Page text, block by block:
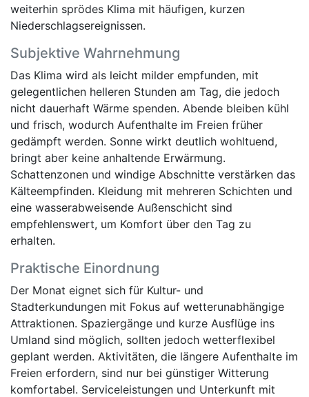
weiterhin sprödes Klima mit häufigen, kurzen
Niederschlagsereignissen.
Subjektive Wahrnehmung
Das Klima wird als leicht milder empfunden, mit
gelegentlichen helleren Stunden am Tag, die jedoch
nicht dauerhaft Wärme spenden. Abende bleiben kühl
und frisch, wodurch Aufenthalte im Freien früher
gedämpft werden. Sonne wirkt deutlich wohltuend,
bringt aber keine anhaltende Erwärmung.
Schattenzonen und windige Abschnitte verstärken das
Kälteempfinden. Kleidung mit mehreren Schichten und
eine wasserabweisende Außenschicht sind
empfehlenswert, um Komfort über den Tag zu
erhalten.
Praktische Einordnung
Der Monat eignet sich für Kultur- und
Stadterkundungen mit Fokus auf wetterunabhängige
Attraktionen. Spaziergänge und kurze Ausflüge ins
Umland sind möglich, sollten jedoch wetterflexibel
geplant werden. Aktivitäten, die längere Aufenthalte im
Freien erfordern, sind nur bei günstiger Witterung
komfortabel. Serviceleistungen und Unterkunft mit